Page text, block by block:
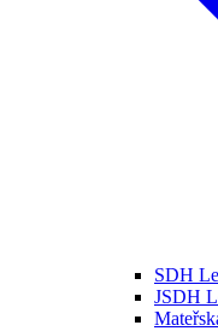
SDH
JSDH